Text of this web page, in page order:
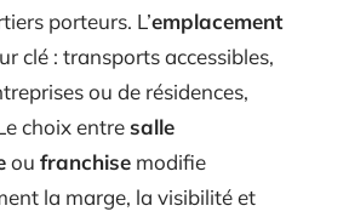
porteurs. L’emplacement
clé : transports accessibles,
ou de résidences,
choix entresalle
ou franchise modifie
la marge, la visibilité et